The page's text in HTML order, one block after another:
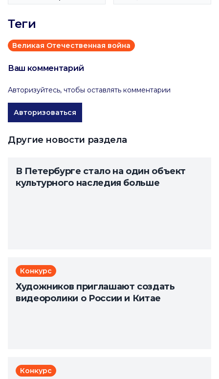
Теги
Великая Отечественная война
Ваш комментарий
Авторизуйтесь, чтобы оставлять комментарии
Авторизоваться
Другие новости раздела
В Петербурге стало на один объект
культурного наследия больше
Конкурс
Художников приглашают создать
видеоролики о России и Китае
Конкурс